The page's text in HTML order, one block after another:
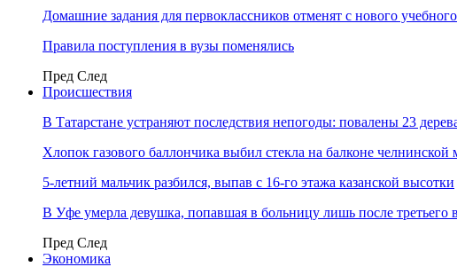
Домашние задания для первоклассников отменят с нового
Правила поступления в вузы поменялись
Пред След
Происшествия
В Татарстане устраняют последствия непогоды: повалены 23
Хлопок газового баллончика выбил стекла на балконе челнинской
5-летний мальчик разбился, выпав с 16-го этажа казанской высотки
В Уфе умерла девушка, попавшая в больницу лишь после третьего
Пред След
Экономика